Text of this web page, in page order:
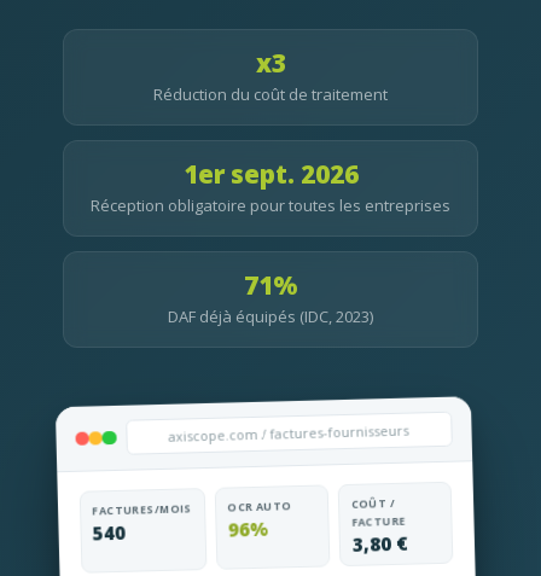
x3
Réduction du coût de traitement
1er sept. 2026
Réception obligatoire pour toutes les entreprises
71%
DAF déjà équipés (IDC, 2023)
axiscope.com / factures-fournisseurs
FACTURES/MOIS
540
OCR AUTO
96%
COÛT /
FACTURE
3,80 €